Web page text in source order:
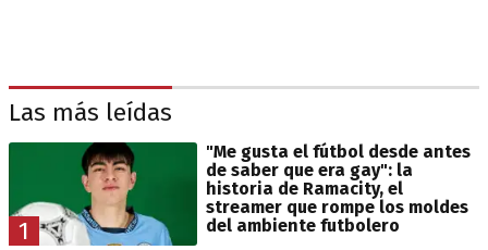
Las más leídas
1
"Me gusta el fútbol desde antes
de saber que era gay": la
historia de Ramacity, el
streamer que rompe los moldes
del ambiente futbolero